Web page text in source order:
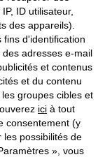
des cookies
ID utilisateur,
des appareils).
fins d'identification
adresses e-mail
et contenus
et du contenu
groupes cibles et
ici à tout
consentement (y
possibilités de
», vous